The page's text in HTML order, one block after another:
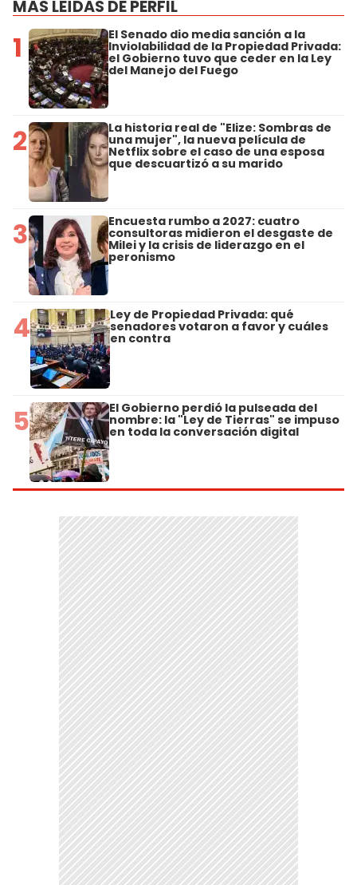
MÁS LEÍDAS DE PERFIL
1 El Senado dio media sanción a la
Inviolabilidad de la Propiedad Privada:
el Gobierno tuvo que ceder en la Ley
del Manejo del Fuego
2 La historia real de "Elize: Sombras de
una mujer", la nueva película de
Netflix sobre el caso de una esposa
que descuartizó a su marido
3 Encuesta rumbo a 2027: cuatro
consultoras midieron el desgaste de
Milei y la crisis de liderazgo en el
peronismo
4 Ley de Propiedad Privada: qué
senadores votaron a favor y cuáles
en contra
5 El Gobierno perdió la pulseada del
nombre: la "Ley de Tierras" se impuso
en toda la conversación digital